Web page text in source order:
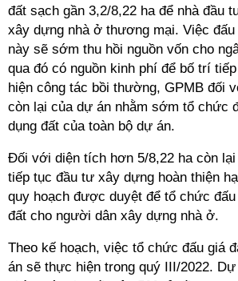
đất sạch gần 3,2/8,22 ha để nhà đầu
xây dựng nhà ở thương mại. Việc
này sẽ sớm thu hồi nguồn vốn cho
qua đó có nguồn kinh phí để bố trí
hiện công tác bồi thường, GPMB đối
còn lại của dự án nhằm sớm tổ chức
dụng đất của toàn bộ dự án.
Đối với diện tích hơn 5/8,22 ha còn
tiếp tục đầu tư xây dựng hoàn thiện
quy hoạch được duyệt để tổ chức
đất cho người dân xây dựng nhà ở.
Theo kế hoạch, việc tổ chức đấu giá
án sẽ thực hiện trong quý III/2022.